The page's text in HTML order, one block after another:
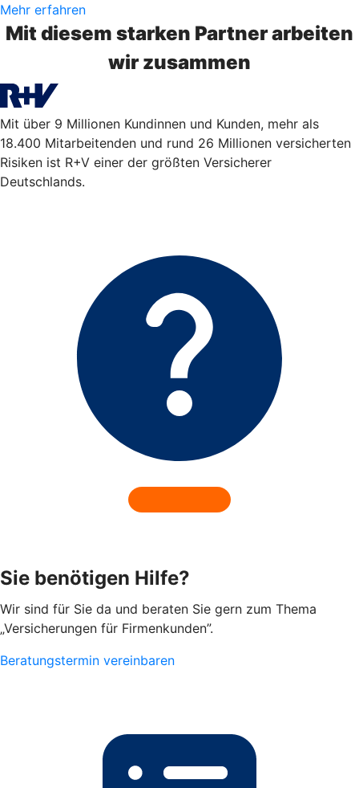
Mehr erfahren
Mit diesem starken Partner arbeiten
wir zusammen
Mit über 9 Millionen Kundinnen und Kunden, mehr als
18.400 Mitarbeitenden und rund 26 Millionen versicherten
Risiken ist R+V einer der größten Versicherer
Deutschlands.
Sie benötigen Hilfe?
Wir sind für Sie da und beraten Sie gern zum Thema
„Versicherungen für Firmenkunden”.
Beratungstermin vereinbaren